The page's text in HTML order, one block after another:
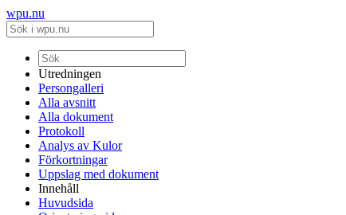
wpu.nu
Utredningen
Persongalleri
Alla avsnitt
Alla dokument
Protokoll
Analys av Kulor
Förkortningar
Uppslag med dokument
Innehåll
Huvudsida